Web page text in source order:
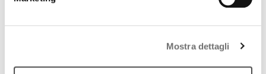
Mostra dettagli